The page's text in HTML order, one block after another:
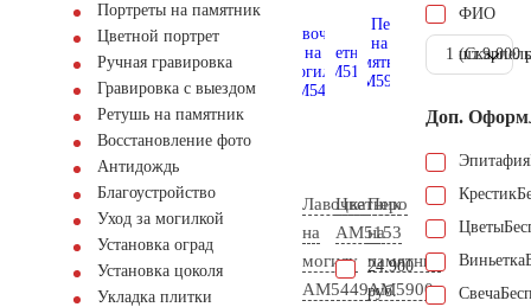
Портреты на памятник
Цветной портрет
Ручная гравировка
Гравировка с выездом
Ретушь на памятник
Восстановление фото
Антидождь
Благоустройство
Уход за могилкой
Установка оград
Установка цоколя
Укладка плитки
Лавочка
на
могилу
AM5449
Цветник
AM5153
24.900
руб.
Перо
на
памятник
AM5900
ФИО
1 шт.9.000
Доп.
Эпитафия
Крестик
Цветы
Виньетка
Свеча